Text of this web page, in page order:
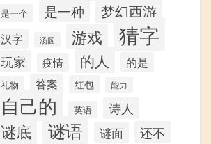
是一个 是一种 梦幻西游
汉字 汤圆 游戏 猜字
玩家 疫情 的人 的是
礼物 答案 红包 能力
自己的 英语 诗人
谜底 谜语 谜面 还不